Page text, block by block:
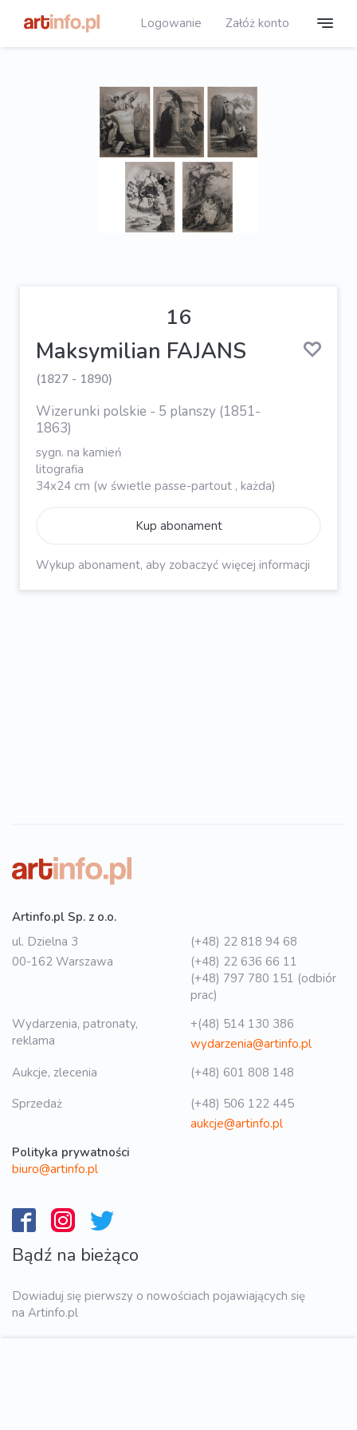
Logowanie Załóż konto
16
Maksymilian FAJANS
(1827 - 1890)
Wizerunki polskie - 5 planszy (1851-
1863)
sygn. na kamień
litografia
34x24 cm (w świetle passe-partout , każda)
Kup abonament
Wykup abonament, aby zobaczyć więcej informacji
Artinfo.pl Sp. z o.o.
ul. Dzielna 3
00-162 Warszawa
(+48) 22 818 94 68
(+48) 22 636 66 11
(+48) 797 780 151 (odbiór
prac)
Wydarzenia, patronaty,
reklama
+(48) 514 130 386
wydarzenia@artinfo.pl
Aukcje, zlecenia
(+48) 601 808 148
Sprzedaż
(+48) 506 122 445
aukcje@artinfo.pl
Polityka prywatności
biuro@artinfo.pl
Bądź na bieżąco
Dowiaduj się pierwszy o nowościach pojawiających się
na Artinfo.pl